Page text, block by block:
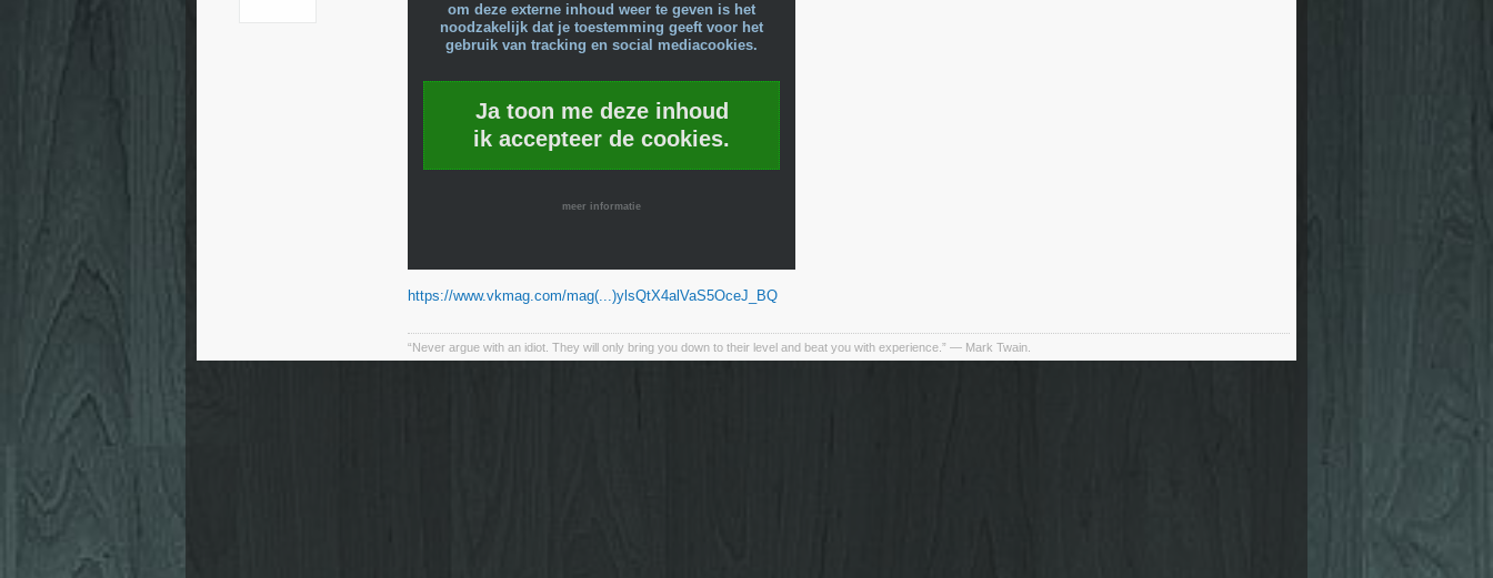
om deze externe inhoud weer te geven is het
noodzakelijk dat je toestemming geeft voor het
gebruik van tracking en social mediacookies.
Ja toon me deze inhoud
ik accepteer de cookies.
meer informatie
https://www.vkmag.com/mag(...)ylsQtX4alVaS5OceJ_BQ
“Never argue with an idiot. They will only bring you down to their level and beat you with experience.” ― Mark Twain.